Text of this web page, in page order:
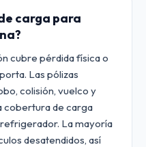
carga para
cubre pérdida física o
Las pólizas
colisión, vuelco y
cobertura de carga
La mayoría
desatendidos, así